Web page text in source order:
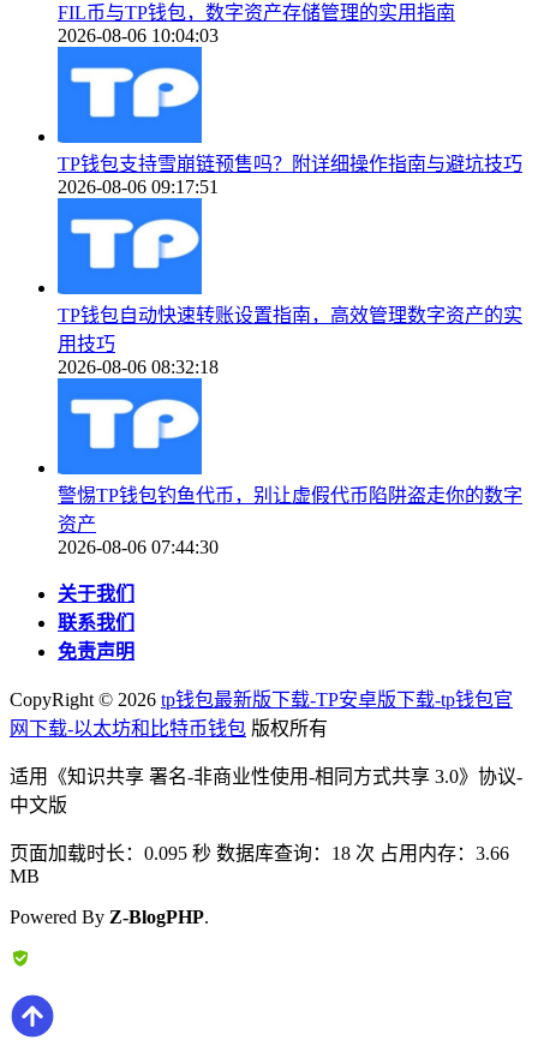
FIL币与TP钱包，数字资产存储管理的实用指南
2026-08-06 10:04:03
TP钱包支持雪崩链预售吗？附详细操作指南与避坑技巧
2026-08-06 09:17:51
TP钱包自动快速转账设置指南，高效管理数字资产的实
用技巧
2026-08-06 08:32:18
警惕TP钱包钓鱼代币，别让虚假代币陷阱盗走你的数字
资产
2026-08-06 07:44:30
关于我们
联系我们
免责声明
CopyRight © 2026 tp钱包最新版下载-TP安卓版下载-tp钱包官
网下载-以太坊和比特币钱包 版权所有
适用《知识共享 署名-非商业性使用-相同方式共享 3.0》协议-
中文版
页面加载时长：0.095 秒 数据库查询：18 次 占用内存：3.66
MB
Powered By Z-BlogPHP.